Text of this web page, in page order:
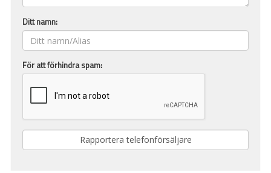
Ditt namn:
För att förhindra spam: